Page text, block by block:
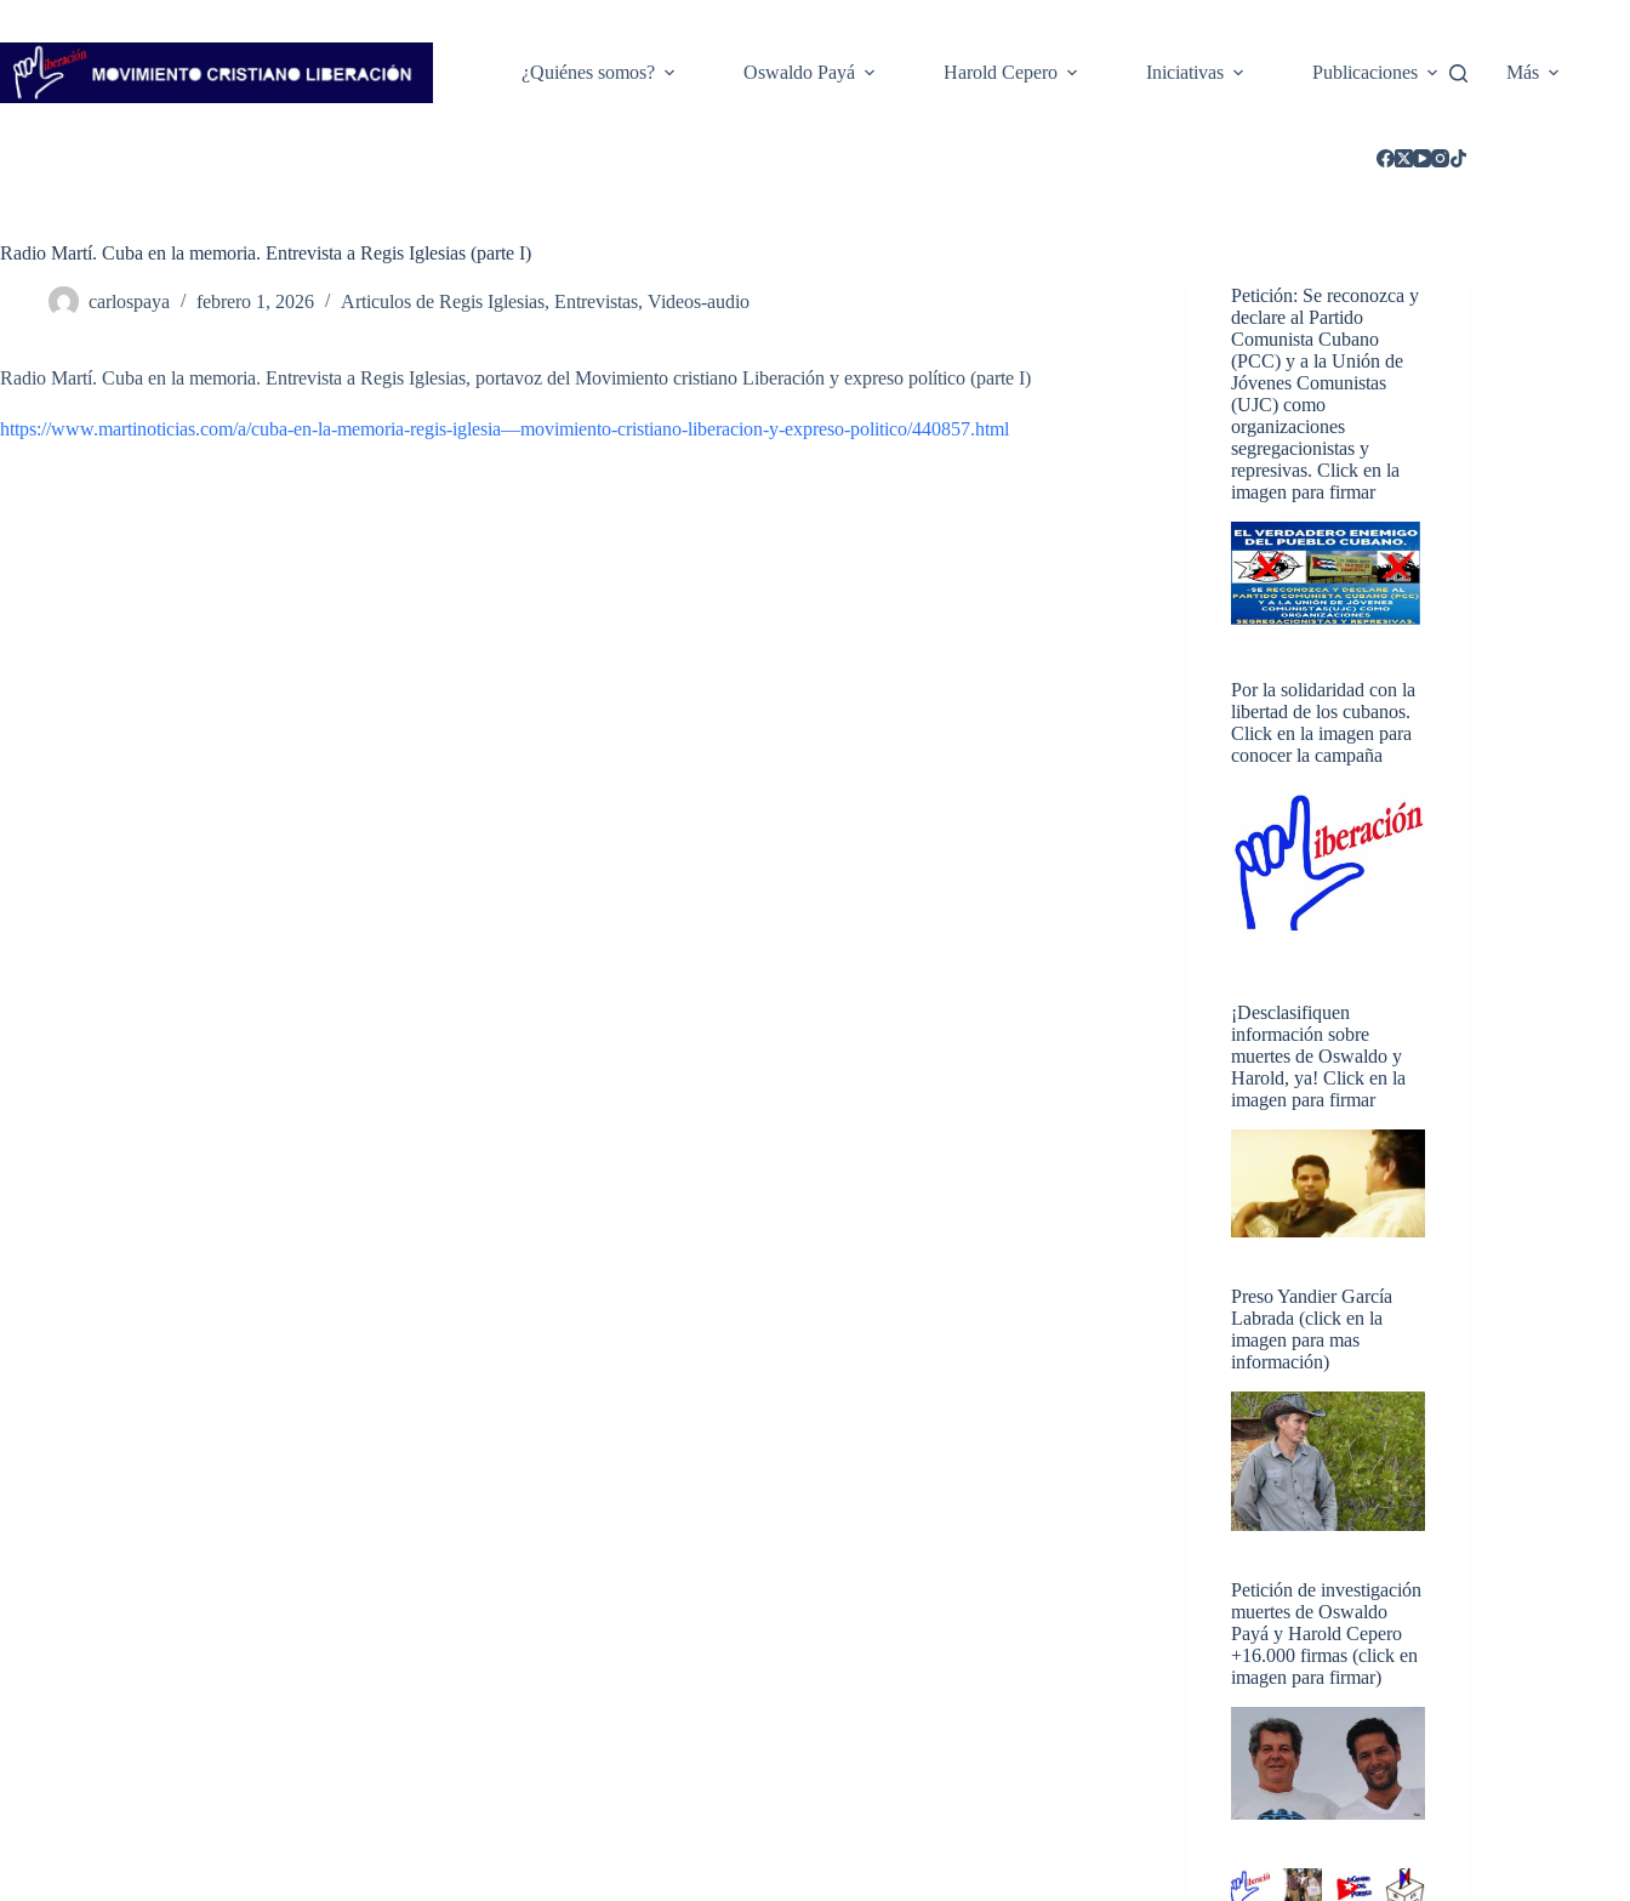
contenido
¿Quiénes somos?
Oswaldo Payá Harold Cepero Iniciativas Publicaciones Más
Radio Martí. Cuba en la memoria. Entrevista a Regis Iglesias (parte I)
carlospaya febrero 1, 2026 Articulos de Regis Iglesias, Entrevistas, Videos-audio
Radio Martí. Cuba en la memoria. Entrevista a Regis Iglesias, portavoz del Movimiento cristiano Liberación y expreso político (parte I)
https://www.martinoticias.com/a/cuba-en-la-memoria-regis-iglesia—movimiento-cristiano-liberacion-y-expreso-politico/440857.html
Petición: Se reconozca y
declare al Partido
Comunista Cubano
(PCC) y a la Unión de
Jóvenes Comunistas
(UJC) como
organizaciones
segregacionistas y
represivas. Click en la
imagen para firmar
Por la solidaridad con la
libertad de los cubanos.
Click en la imagen para
conocer la campaña
¡Desclasifiquen
información sobre
muertes de Oswaldo y
Harold, ya! Click en la
imagen para firmar
Preso Yandier García
Labrada (click en la
imagen para mas
información)
Petición de investigación
muertes de Oswaldo
Payá y Harold Cepero
+16.000 firmas (click en
imagen para firmar)